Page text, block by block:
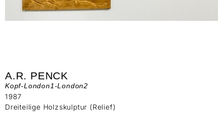
A.R. PENCK
Kopf-London1-London2
1987
Dreiteilige Holzskulptur (Relief)